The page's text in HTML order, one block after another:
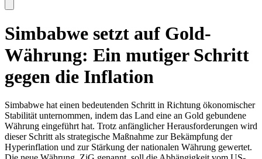
Simbabwe setzt auf Gold-
Währung: Ein mutiger Schritt
gegen die Inflation
Simbabwe hat einen bedeutenden Schritt in Richtung ökonomischer
Stabilität unternommen, indem das Land eine an Gold gebundene
Währung eingeführt hat. Trotz anfänglicher Herausforderungen wird
dieser Schritt als strategische Maßnahme zur Bekämpfung der
Hyperinflation und zur Stärkung der nationalen Währung gewertet.